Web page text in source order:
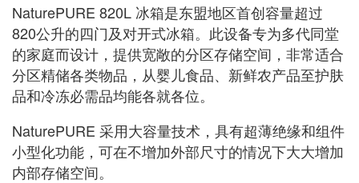
NaturePURE 820L 冰箱是东盟地区首创容量超过
820公升的四门及对开式冰箱。此设备专为多代同堂
的家庭而设计，提供宽敞的分区存储空间，非常适合
分区精储各类物品，从婴儿食品、新鲜农产品至护肤
品和冷冻必需品均能各就各位。
NaturePURE 采用大容量技术，具有超薄绝缘和组件
小型化功能，可在不增加外部尺寸的情况下大大增加
内部存储空间。